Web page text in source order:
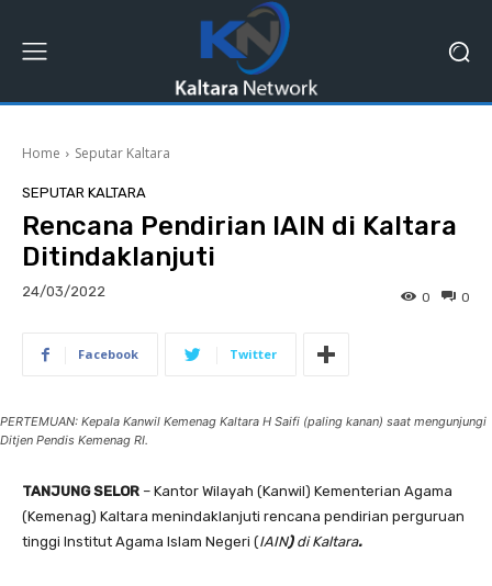
Home Seputar Kaltara
SEPUTAR KALTARA
Rencana Pendirian IAIN di Kaltara
Ditindaklanjuti
24/03/2022 0
0
Facebook Twitter
PERTEMUAN: Kepala Kanwil Kemenag Kaltara H Saifi (paling kanan) saat mengunjungi
Ditjen Pendis Kemenag RI.
TANJUNG SELOR – Kantor Wilayah (Kanwil) Kementerian Agama
(Kemenag) Kaltara menindaklanjuti rencana pendirian perguruan
tinggi Institut Agama Islam Negeri (IAIN) di Kaltara.